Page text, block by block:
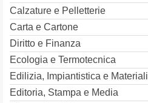
Calzature e Pelletterie
Carta e Cartone
Diritto e Finanza
Ecologia e Termotecnica
Edilizia, Impiantistica e Materiali
Editoria, Stampa e Media